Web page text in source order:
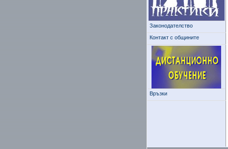
Законодателство
Контакт с общините
Връзки